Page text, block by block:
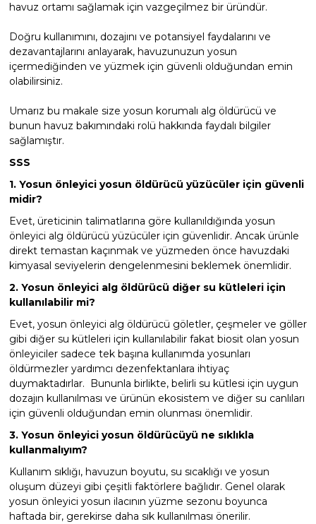
havuz ortamı sağlamak için vazgeçilmez bir üründür.
Doğru kullanımını, dozajını ve potansiyel faydalarını ve
dezavantajlarını anlayarak, havuzunuzun yosun
içermediğinden ve yüzmek için güvenli olduğundan emin
olabilirsiniz.
Umarız bu makale size yosun korumalı alg öldürücü ve
bunun havuz bakımındaki rolü hakkında faydalı bilgiler
sağlamıştır.
SSS
1. Yosun önleyici yosun öldürücü yüzücüler için güvenli
midir?
Evet, üreticinin talimatlarına göre kullanıldığında yosun
önleyici alg öldürücü yüzücüler için güvenlidir. Ancak ürünle
direkt temastan kaçınmak ve yüzmeden önce havuzdaki
kimyasal seviyelerin dengelenmesini beklemek önemlidir.
2. Yosun önleyici alg öldürücü diğer su kütleleri için
kullanılabilir mi?
Evet, yosun önleyici alg öldürücü göletler, çeşmeler ve göller
gibi diğer su kütleleri için kullanılabilir fakat biosit olan yosun
önleyiciler sadece tek başına kullanımda yosunları
öldürmezler yardımcı dezenfektanlara ihtiyaç
duymaktadırlar. Bununla birlikte, belirli su kütlesi için uygun
dozajın kullanılması ve ürünün ekosistem ve diğer su canlıları
için güvenli olduğundan emin olunması önemlidir.
3. Yosun önleyici yosun öldürücüyü ne sıklıkla
kullanmalıyım?
Kullanım sıklığı, havuzun boyutu, su sıcaklığı ve yosun
oluşum düzeyi gibi çeşitli faktörlere bağlıdır. Genel olarak
yosun önleyici yosun ilacının yüzme sezonu boyunca
haftada bir, gerekirse daha sık kullanılması önerilir.